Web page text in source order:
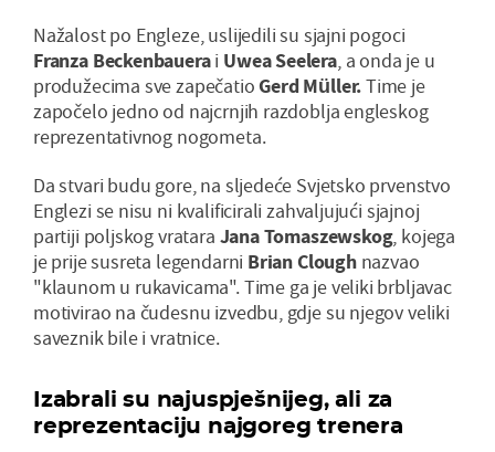
Nažalost po Engleze, uslijedili su sjajni pogoci
Franza Beckenbauerai Uwea Seelera, a onda je u
produžecima sve zapečatioGerd Müller.Time je
započelo jedno od najcrnjih razdoblja engleskog
reprezentativnog nogometa.
Da stvari budu gore, na sljedeće Svjetsko prvenstvo
Englezi se nisu ni kvalificirali zahvaljujući sjajnoj
partiji poljskog vratara Jana Tomaszewskog, kojega
je prije susreta legendarni Brian Cloughnazvao
"klaunom u rukavicama". Time ga je veliki brbljavac
motivirao na čudesnu izvedbu, gdje su njegov veliki
saveznik bile i vratnice.
Izabrali su najuspješnijeg, ali za
reprezentaciju najgoreg trenera